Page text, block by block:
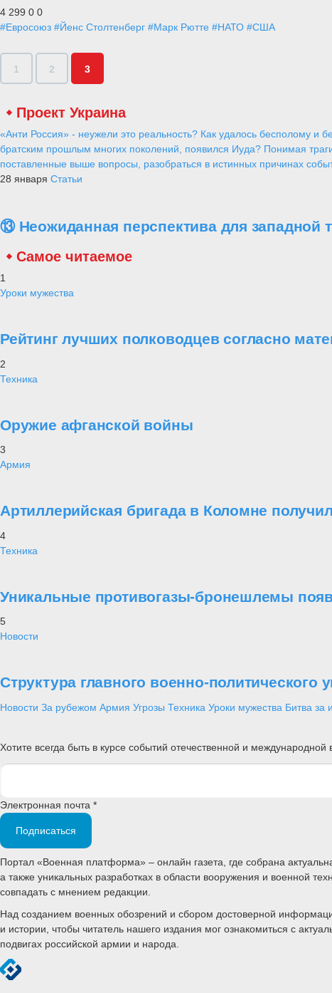
4 299 0 0
#Евросоюз #Йенс Столтенберг #Марк Рютте #НАТО #США
1 2 3
Проект Украина
«Анти Россия» - неужели это реальность? Как удалось бесполому и
братским прошлым многих поколений, появился Иуда? Понимая
поставленные выше вопросы, разобраться в истинных причинах
28 января Статьи
⑬ Неожиданная перспектива для западной
Самое читаемое
1
Уроки мужества
Рейтинг лучших полководцев согласно
2
Техника
Оружие афганской войны
3
Армия
Артиллерийская бригада в Коломне
4
Техника
Уникальные противогазы-бронешлемы
5
Новости
Структура главного военно-
Новости За рубежом Армия Угрозы Техника Уроки мужества Битва за
Хотите всегда быть в курсе событий отечественной и
Электронная почта *
Подписаться
Портал «Военная платформа» – онлайн газета, где собрана
а также уникальных разработках в области вооружения и военной
совпадать с мнением редакции.
Над созданием военных обозрений и сбором достоверной
и истории, чтобы читатель нашего издания мог ознакомиться с
подвигах российской армии и народа.